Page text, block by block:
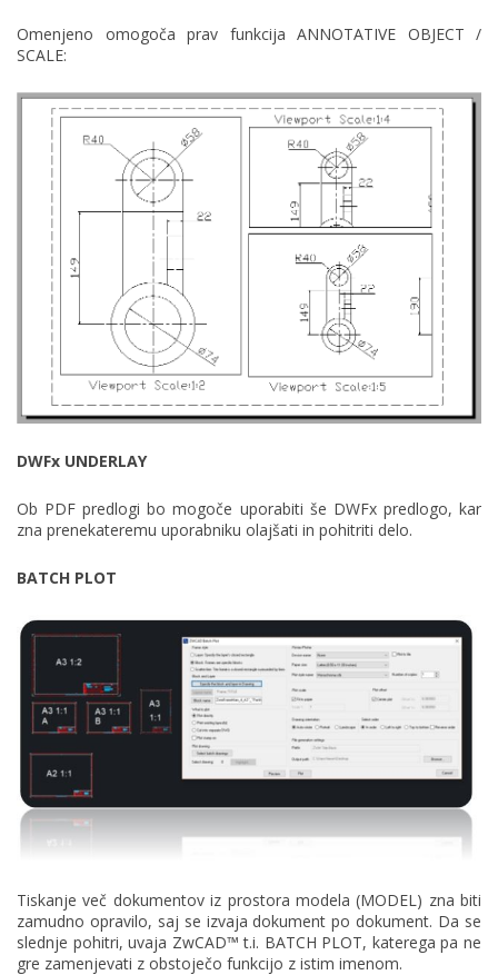
Omenjeno omogoča prav funkcija ANNOTATIVE OBJECT /
SCALE:
DWFx UNDERLAY
Ob PDF predlogi bo mogoče uporabiti še DWFx predlogo, kar
zna prenekateremu uporabniku olajšati in pohitriti delo.
BATCH PLOT
Tiskanje več dokumentov iz prostora modela (MODEL) zna biti
zamudno opravilo, saj se izvaja dokument po dokument. Da se
slednje pohitri, uvaja ZwCAD™ t.i. BATCH PLOT, katerega pa ne
gre zamenjevati z obstoječo funkcijo z istim imenom.